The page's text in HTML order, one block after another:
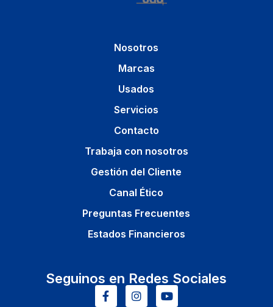
Nosotros
Marcas
Usados
Servicios
Contacto
Trabaja con nosotros
Gestión del Cliente
Canal Ético
Preguntas Frecuentes
Estados Financieros
Seguinos en Redes Sociales